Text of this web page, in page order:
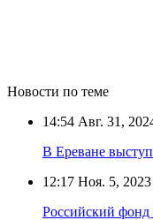
Новости по теме
14:54 Авг. 31,
В Ереване
12:17 Ноя. 5, 2023
Российский